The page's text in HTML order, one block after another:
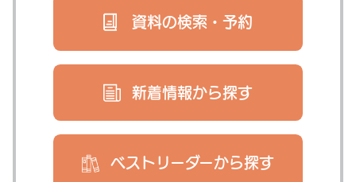
資料の検索・ 予約
新着情報から探す
ベストリーダーから探す